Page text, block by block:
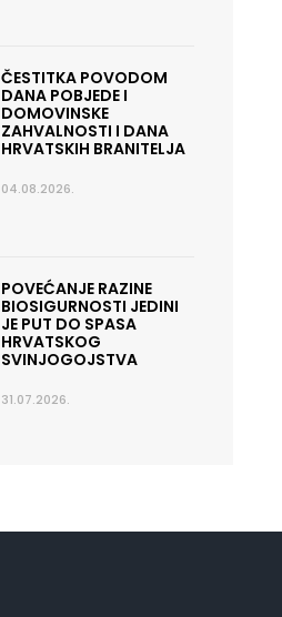
ČESTITKA POVODOM
DANA POBJEDE I
DOMOVINSKE
ZAHVALNOSTI I DANA
HRVATSKIH BRANITELJA
04.08.2026.
POVEĆANJE RAZINE
BIOSIGURNOSTI JEDINI
JE PUT DO SPASA
HRVATSKOG
SVINJOGOJSTVA
31.07.2026.